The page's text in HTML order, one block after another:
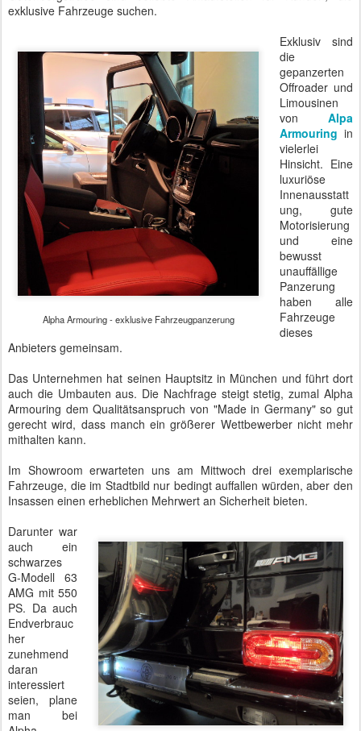
exklusive Fahrzeuge suchen.
Alpha Armouring - exklusive Fahrzeugpanzerung
Exklusiv sind
die
gepanzerten
Offroader und
Limousinen
von Alpa
Armouring in
vielerlei
Hinsicht. Eine
luxuriöse
Innenausstatt
ung, gute
Motorisierung
und eine
bewusst
unauffällige
Panzerung
haben alle
Fahrzeuge
dieses
Anbieters gemeinsam.
Das Unternehmen hat seinen Hauptsitz in München und führt dort
auch die Umbauten aus. Die Nachfrage steigt stetig, zumal Alpha
Armouring dem Qualitätsanspruch von "Made in Germany" so gut
gerecht wird, dass manch ein größerer Wettbewerber nicht mehr
mithalten kann.
Im Showroom erwarteten uns am Mittwoch drei exemplarische
Fahrzeuge, die im Stadtbild nur bedingt auffallen würden, aber den
Insassen einen erheblichen Mehrwert an Sicherheit bieten.
Darunter war
auch ein
schwarzes
G-Modell 63
AMG mit 550
PS. Da auch
Endverbrauc
her
zunehmend
daran
interessiert
seien, plane
man bei